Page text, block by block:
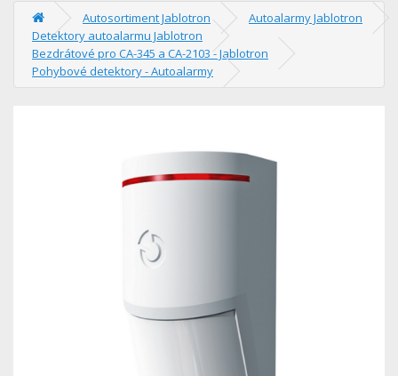
Autosortiment Jablotron
Autoalarmy Jablotron
Detektory autoalarmu Jablotron
Bezdrátové pro CA-345 a CA-2103 - Jablotron
Pohybové detektory - Autoalarmy